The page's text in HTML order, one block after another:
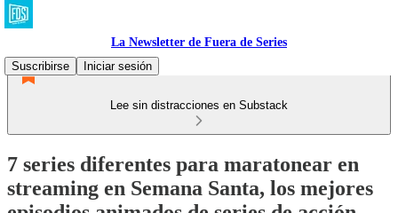
La Newsletter de Fuera de Series
Suscribirse
Iniciar sesión
Lee sin distracciones en Substack
7 series diferentes para maratonear en
streaming en Semana Santa, los mejores